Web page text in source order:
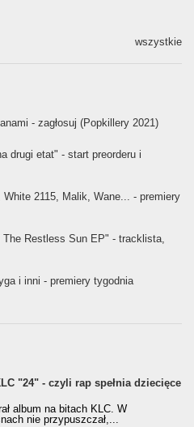
wszystkie
- zagłosuj (Popkillery 2021)
drugi etat" - start preorderu i
2115, Malik, Wane... - premiery
Restless Sun EP" - tracklista,
i inni - premiery tygodnia
"24" - czyli rap spełnia dziecięce
album na bitach KLC. W
nie przypuszczał,...